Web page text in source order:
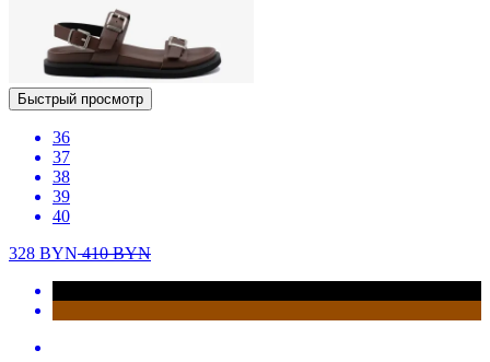
Быстрый просмотр
36
37
38
39
40
328 BYN410BYN